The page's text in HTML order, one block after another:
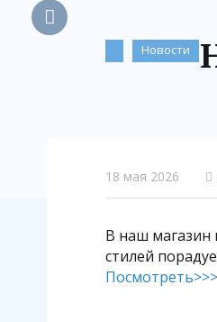
Новости
18 мая 2026
В наш магазин
стилей
Посмотреть>>>